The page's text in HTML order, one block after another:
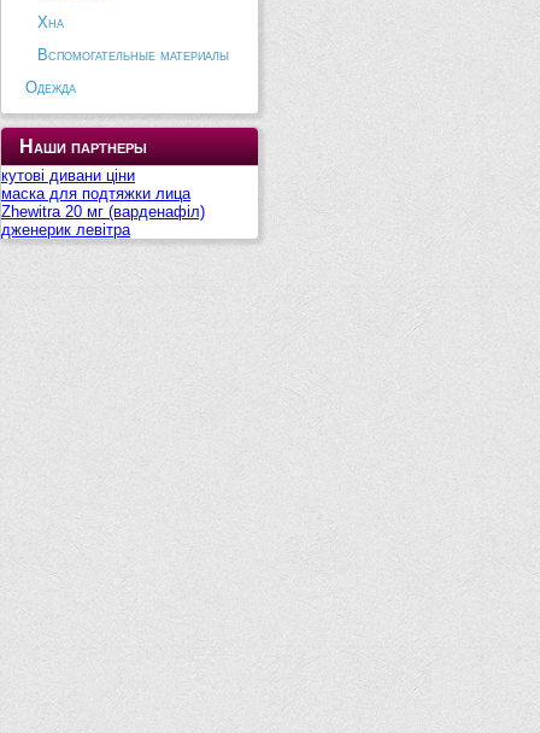
Хна
Вспомогательные материалы
Одежда
Наши партнеры
кутові дивани ціни
маска для подтяжки лица
Zhewitra 20 мг (варденафіл)
дженерик левітра